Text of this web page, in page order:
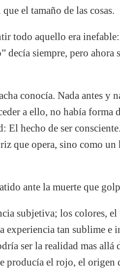
el tamaño de las cosas.
todo aquello era
decía siempre, pero ahora
conocía. Nada antes y
a ello, no había forma
El hecho de ser
que opera, sino como un
ante la muerte que
subjetiva; los colores,
experiencia tan sublime e
ser la realidad mas allá
producía el rojo, el origen